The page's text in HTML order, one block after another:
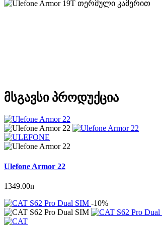
მსგავსი პროდუქცია
Ulefone Armor 22
1349.00n
-10%